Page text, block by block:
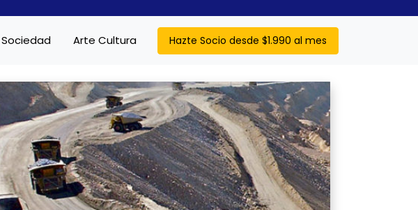
Sociedad Arte Cultura Hazte Socio desde $1.990 al mes